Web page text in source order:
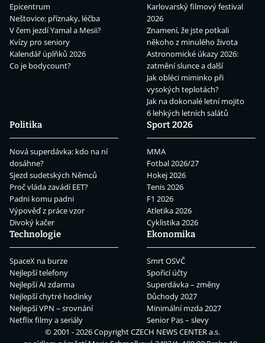
Epicentrum
Neštovice: příznaky, léčba
V čem jezdí Yamal a Mesii?
Kvízy pro seniory
Kalendář úplňků 2026
Co je bodycount?
Karlovarský filmový festival
2026
Znamení, že jste potkali
někoho z minulého života
Astronomické úkazy 2026:
zatmění slunce a další
Jak obléci miminko při
vysokých teplotách?
Jak na dokonalé letní mojito
6 lehkých letních salátů
Politika
Nová superdávka: kdo na ní
dosáhne?
Sjezd sudetských Němců
Proč vláda zavádí EET?
Padni komu padni
Výpověď z práce vzor
Divoký kačer
Sport 2026
MMA
Fotbal 2026/27
Hokej 2026
Tenis 2026
F1 2026
Atletika 2026
Cyklistika 2026
Technologie
SpaceX na burze
Nejlepší telefony
Nejlepší AI zdarma
Nejlepší chytré hodinky
Nejlepší VPN – srovnání
Netflix filmy a seriály
Ekonomika
Smrt OSVČ
Spořicí účty
Superdávka – změny
Důchody 2027
Minimální mzda 2027
Senior Pas – slevy
© 2001 - 2026 CopyrightCZECH NEWS CENTER a.s.